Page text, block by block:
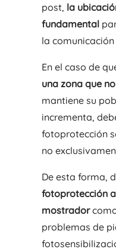
post, la
fundamental
la
En el caso de
una zona que
mantiene su
incrementa,
fotoprotección
no
De esta forma,
fotoprotección
mostrador
problemas de